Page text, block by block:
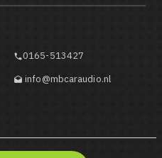
0165-513427
 info@mbcaraudio.nl